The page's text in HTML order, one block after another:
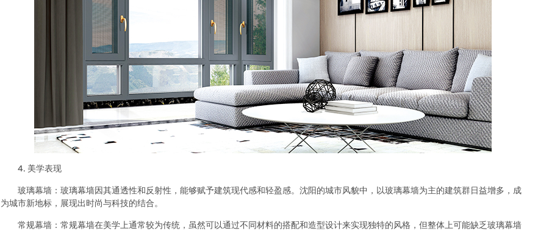
4. 美学表现
玻璃幕墙：玻璃幕墙因其通透性和反射性，能够赋予建筑现代感和轻盈感。沈阳的城市风貌中，以玻璃幕墙为主的建筑群日益增多，成
为城市新地标，展现出时尚与科技的结合。
常规幕墙：常规幕墙在美学上通常较为传统，虽然可以通过不同材料的搭配和造型设计来实现独特的风格，但整体上可能缺乏玻璃幕墙